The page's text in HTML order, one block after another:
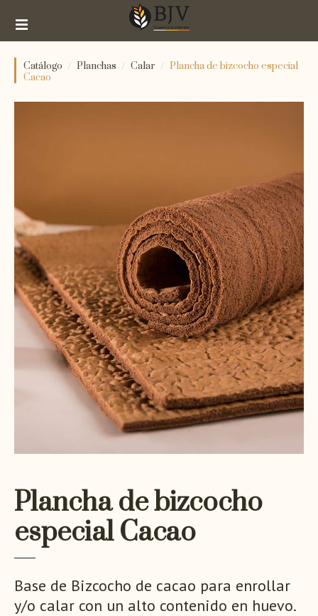
i
Catálogo Planchas Calar
Plancha de bizcocho especial
Cacao
Plancha de bizcocho
especial Cacao
Base de Bizcocho de cacao para enrollar
y/o calar con un alto contenido en huevo.